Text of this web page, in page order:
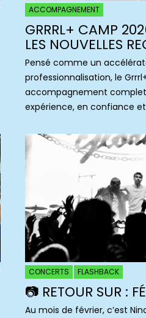
ACCOMPAGNEMENT
GRRRL+ CAMP
LES NOUVELLES
Pensé comme un
professionnalisation, le
accompagnement
expérience, en confiance
CONCERTS FLASHBACK
📷 RETOUR SUR :
Au mois de février, c’est